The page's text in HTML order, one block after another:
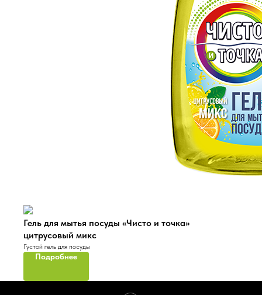
Гель для мытья посуды «Чисто и точка»
цитрусовый микс
Густой гель для посуды
Подробнее